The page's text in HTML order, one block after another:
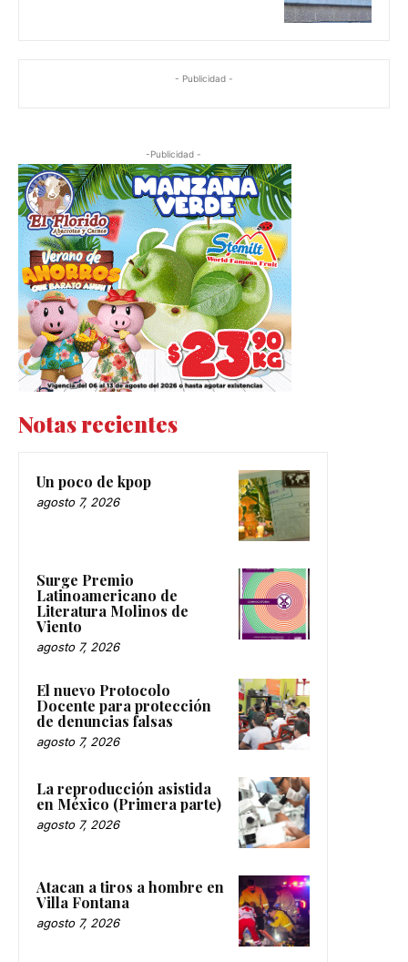
- Publicidad -
-Publicidad -
Notas recientes
Un poco de kpop
agosto 7, 2026
Surge Premio
Latinoamericano de
Literatura Molinos de
Viento
agosto 7, 2026
El nuevo Protocolo
Docente para protección
de denuncias falsas
agosto 7, 2026
La reproducción asistida
en México (Primera parte)
agosto 7, 2026
Atacan a tiros a hombre en
Villa Fontana
agosto 7, 2026